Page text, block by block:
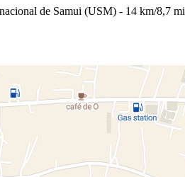
de Samui (USM) - 14 km/8,7 mi